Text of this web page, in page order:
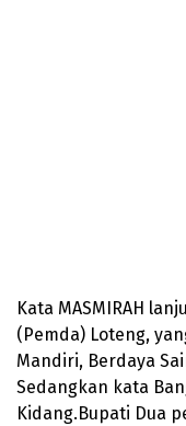
Kata MASMIRAH
(Pemda) Loteng,
Mandiri, Berdaya
Sedangkan kata
Kidang.Bupati Dua